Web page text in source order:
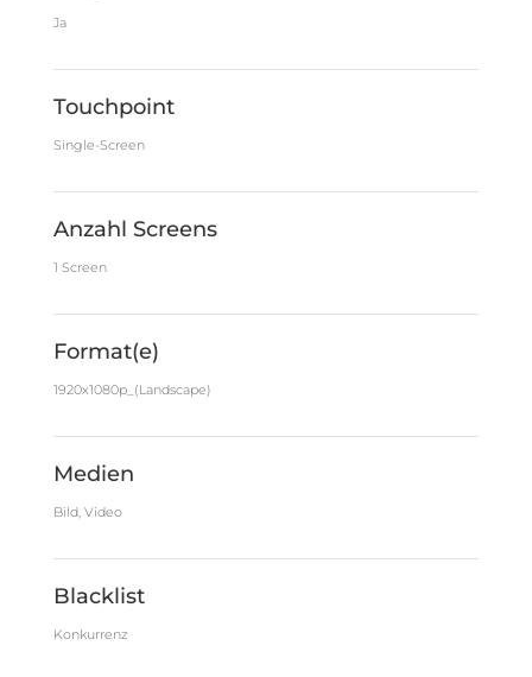
Ja
Touchpoint
Single-Screen
Anzahl Screens
1 Screen
Format(e)
1920x1080p_(Landscape)
Medien
Bild, Video
Blacklist
Konkurrenz